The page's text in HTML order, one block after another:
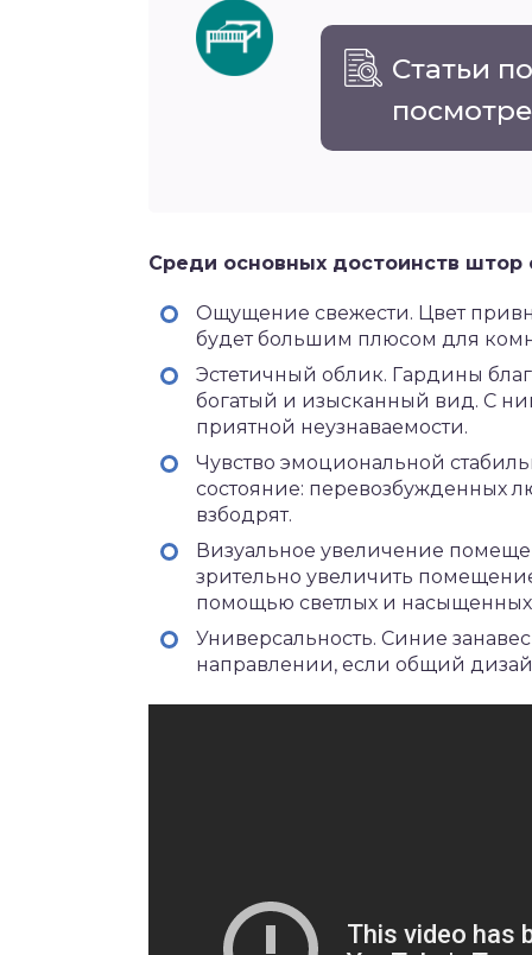
Статьи
Среди основных достоинств штор
Ощущение свежести. Цвет
будет большим плюсом для
Эстетичный облик. Гардины
богатый и изысканный вид. С
приятной неузнаваемости.
Чувство эмоциональной
состояние: перевозбужденных
взбодрят.
Визуальное увеличение
зрительно увеличить
помощью светлых и
Универсальность. Синие
направлении, если общий